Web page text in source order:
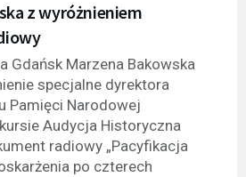
z wyróżnieniem
Gdańsk Marzena Bakowska
specjalne dyrektora
Pamięci Narodowej
Audycja Historyczna
radiowy „Pacyfikacja
po czterech